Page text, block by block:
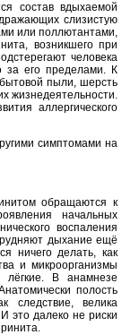
состав вдыхаемой
слизистую
или поллютантами,
возникшего при
человека
за его пределами. К
пыли, шерсть
жизнедеятельности.
аллергического
симптомами на
обращаются к
начальных
воспаления
дыхание ещё
ничего делать, как
и микроорганизмы
В анамнезе
полость
следствие, велика
это далеко не риски